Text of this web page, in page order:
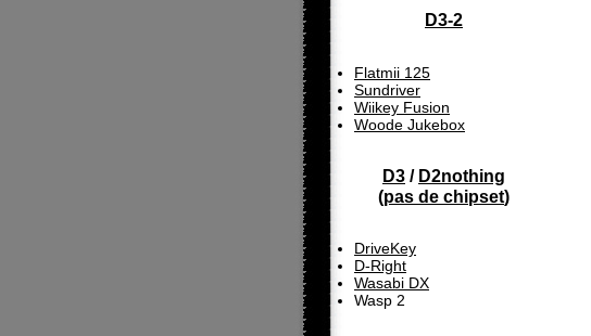
D3-2
Flatmii 125
Sundriver
Wiikey Fusion
Woode Jukebox
D3 / D2nothing
(pas de chipset)
DriveKey
D-Right
Wasabi DX
Wasp 2